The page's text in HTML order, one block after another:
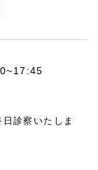
診察いたしま